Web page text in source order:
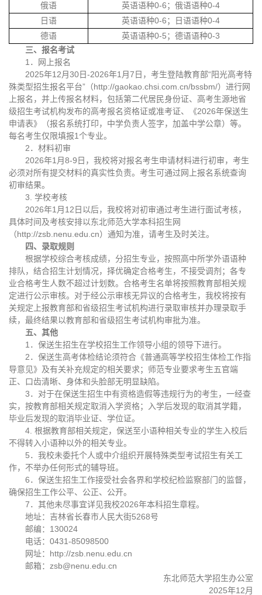
俄语
英语语种0-6；俄语语种0-4
日语
英语语种0-6；日语语种0-4
德语
英语语种0-5；德语语种0-3
三、报名考试
1．网上报名
2025年12月30日-2026年1月7日，考生登陆教育部“阳光高考特
殊类型招生报名平台”（http://gaokao.chsi.com.cn/bssbm/）进行网
上报名，并上传报名材料，包括第二代居民身份证、高考生源地省
级招生考试机构发布的高考报名资格证或准考证、《2026年保送生
申请表》（报名系统打印，中学负责人签字，加盖中学公章）等。
每名考生仅限填报1个专业。
2．材料初审
2026年1月8-9日，我校将对报名考生申请材料进行初审，考生
必须对所有提交材料的真实性负责。考生可通过网上报名系统查询
初审结果。
3. 学校考核
2026年1月12日以后，我校将对初审通过考生进行面试考核，
具体时间及考核安排以东北师范大学本科招生网
（http://zsb.nenu.edu.cn）通知为准，请考生及时关注。
四、录取规则
根据学校综合考核成绩，分招生专业，按照高中所学外语语种
排队，结合招生计划情况，择优确定合格考生，不接受调剂；各专
业合格考生人数不超过计划数。合格考生名单将按照教育部相关规
定进行公示审核。对于经公示审核无异议的合格考生，我校将按有
关规定上报教育部和省级招生考试机构进行录取审核并办理录取手
续，最终结果以教育部和省级招生考试机构审批为准。
五、其他
1．保送生招生在学校招生工作领导小组的领导下进行。
2．保送生高考体检结论须符合《普通高等学校招生体检工作指
导意见》及有关补充规定的相关要求；师范专业要求考生五官端
正、口齿清晰、身体和头脸部无明显缺陷。
3．对于在保送生招生中有资格造假等违规行为的考生，一经查
实，按教育部相关规定取消入学资格；入学后发现的取消其学籍，
毕业后发现的取消毕业证、学位证。
4. 根据教育部相关规定，保送至小语种相关专业的学生入校后
不得转入小语种以外的相关专业。
5．我校未委托个人或中介组织开展特殊类型考试招生有关工
作，不举办任何形式的辅导班。
6．保送生招生工作接受社会各界和学校纪检监察部门的监督，
确保招生工作公平、公正、公开。
7．其他未尽事宜详见我校2026年本科招生章程。
地址：吉林省长春市人民大街5268号
邮编：130024
电话：0431-85098500
网址：http://zsb.nenu.edu.cn
邮箱：zsb@nenu.edu.cn
东北师范大学招生办公室
2025年12月